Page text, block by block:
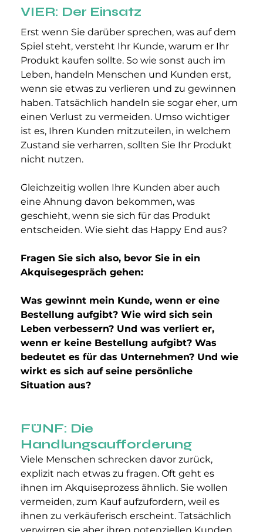
VIER: Der Einsatz
Erst wenn Sie darüber sprechen, was auf dem
Spiel steht, versteht Ihr Kunde, warum er Ihr
Produkt kaufen sollte. So wie sonst auch im
Leben, handeln Menschen und Kunden erst,
wenn sie etwas zu verlieren und zu gewinnen
haben. Tatsächlich handeln sie sogar eher, um
einen Verlust zu vermeiden. Umso wichtiger
ist es, Ihren Kunden mitzuteilen, in welchem
Zustand sie verharren, sollten Sie Ihr Produkt
nicht nutzen.
Gleichzeitig wollen Ihre Kunden aber auch
eine Ahnung davon bekommen, was
geschieht, wenn sie sich für das Produkt
entscheiden. Wie sieht das Happy End aus?
Fragen Sie sich also, bevor Sie in ein
Akquisegespräch gehen:
Was gewinnt mein Kunde, wenn er eine
Bestellung aufgibt? Wie wird sich sein
Leben verbessern? Und was verliert er,
wenn er keine Bestellung aufgibt? Was
bedeutet es für das Unternehmen? Und wie
wirkt es sich auf seine persönliche
Situation aus?
FÜNF: Die
Handlungsaufforderung
Viele Menschen schrecken davor zurück,
explizit nach etwas zu fragen. Oft geht es
ihnen im Akquiseprozess ähnlich. Sie wollen
vermeiden, zum Kauf aufzufordern, weil es
ihnen zu verkäuferisch erscheint. Tatsächlich